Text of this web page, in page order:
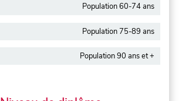
Population 60-74 ans
Population 75-89 ans
Population 90 ans et +